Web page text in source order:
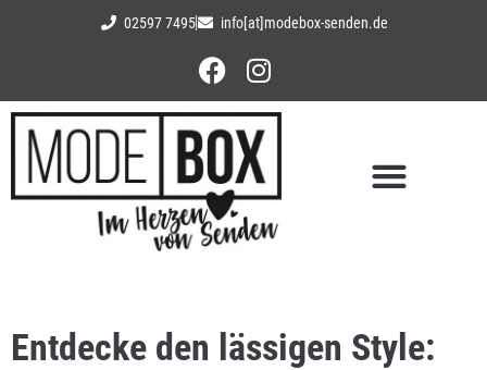
02597 7495 info[at]modebox-senden.de
Entdecke den lässigen Style: